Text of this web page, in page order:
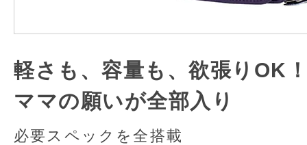
軽さも、容量も、欲張りOK
ママの願いが全部入り
必要スペックを全搭載